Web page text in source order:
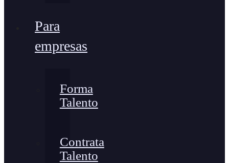
Para
empresas
Forma
Talento
Contrata
Talento